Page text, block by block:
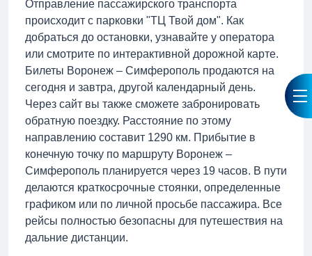
Отправление пассажирского транспорта
происходит с парковки "ТЦ Твой дом". Как
добраться до остановки, узнавайте у оператора
или смотрите по интерактивной дорожной карте.
Билеты Воронеж – Симферополь продаются на
сегодня и завтра, другой календарный день.
Через сайт вы также сможете забронировать
обратную поездку. Расстояние по этому
направлению составит 1290 км. Прибытие в
конечную точку по маршруту Воронеж –
Симферополь планируется через 19 часов. В пути
делаются краткосрочные стоянки, определенные
графиком или по личной просьбе пассажира. Все
рейсы полностью безопасны для путешествия на
дальние дистанции.